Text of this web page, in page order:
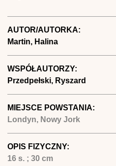
AUTOR/AUTORKA:
Martin, Halina
WSPÓŁAUTORZY:
Przedpełski, Ryszard
MIEJSCE POWSTANIA:
Londyn, Nowy Jork
OPIS FIZYCZNY:
16 s. ; 30 cm